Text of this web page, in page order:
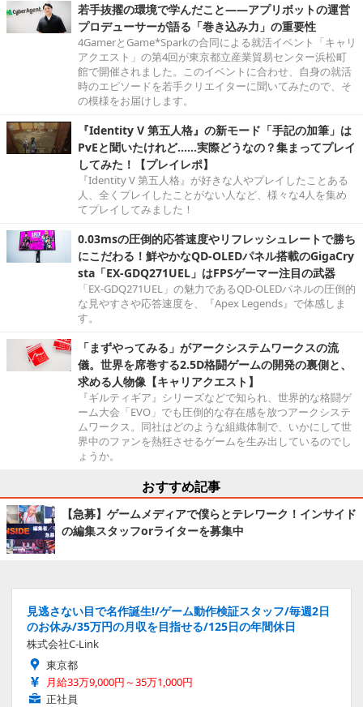
若手抜擢の環境で学んだこと――アプリボットの運営
プロデューサーが語る「巻き込み力」の重要性
4GamerとGame*Sparkの合同による就活イベント「キャリ
アクエスト」の第4回が東京都立産業貿易センター浜松町
館で開催されました。このイベントに合わせ、自身の就活
時のエピソードを若手クリエイターに聞いてみたので、そ
の模様をお届けします。
『Identity V 第五人格』の新モード「手記の加筆」は
PvEと聞いたけれど……実際どうなの？集まってプレイ
してみた！【プレイレポ】
『Identity V 第五人格』が好きな人やプレイしたことある
人、全くプレイしたことがない人など、様々な4人を集め
てプレイしてみました！
0.03msの圧倒的応答速度やリフレッシュレートで勝ち
にこだわる！鮮やかなQD-OLEDパネル搭載のGigaCry
sta「EX-GDQ271UEL」はFPSゲーマー注目の武器
「EX-GDQ271UEL」の魅力であるQD-OLEDパネルの圧倒的
な見やすさや応答速度を、『Apex Legends』で体感しま
す。
「まずやってみる」がアークシステムワークスの流
儀。世界を席巻する2.5D格闘ゲームの開発の裏側と、
求める人物像【キャリアクエスト】
『ギルティギア』シリーズなどで知られ、世界的な格闘ゲ
ーム大会「EVO」でも圧倒的な存在感を放つアークシステ
ムワークス。同社はどのような組織体制で、いかにして世
界中のファンを熱狂させるゲームを生み出しているのでし
ょうか。
おすすめ記事
【急募】ゲームメディアで僕らとテレワーク！インサイド
の編集スタッフorライターを募集中
見逃さない目で名作誕生!/ゲーム動作検証スタッフ/毎週2日
のお休み/35万円の月収を目指せる/125日の年間休日
株式会社C-Link
東京都
月給33万9,000円～35万1,000円
正社員